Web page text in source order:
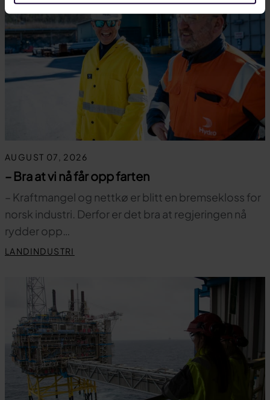
AUGUST 07, 2026
– Bra at vi nå får opp farten
– Kraftmangel og nettkø er blitt en bremsekloss for
norsk industri. Derfor er det bra at regjeringen nå
rydder opp…
LANDINDUSTRI